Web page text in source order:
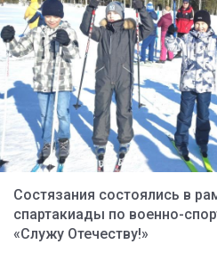
Состязания состоялись в
спартакиады по военно-
«Служу Отечеству!»